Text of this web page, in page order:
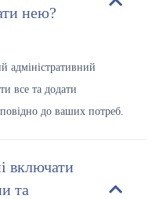
нею?
адміністративний
все та додати
до ваших потреб.
включати
та